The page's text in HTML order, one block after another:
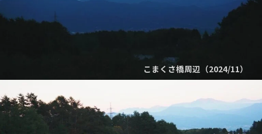
こまくさ橋周辺（2024/11）